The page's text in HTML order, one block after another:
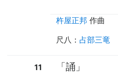
杵屋正邦 作曲
尺八 ： 占部三竜
11 「誦」